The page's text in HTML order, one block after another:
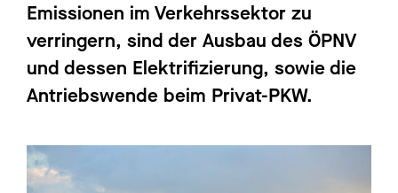
Emissionen im Verkehrssektor zu
verringern, sind der Ausbau des ÖPNV
und dessen Elektrifizierung, sowie die
Antriebswende beim Privat-PKW.